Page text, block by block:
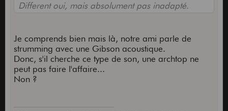
Different oui, mais absolument pas inadapté.
Je comprends bien mais là, notre ami parle de
strumming avec une Gibson acoustique.
Donc, s'il cherche ce type de son, une archtop ne
peut pas faire l'affaire...
Non ?